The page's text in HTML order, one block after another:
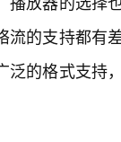
的支持都有
的格式支持